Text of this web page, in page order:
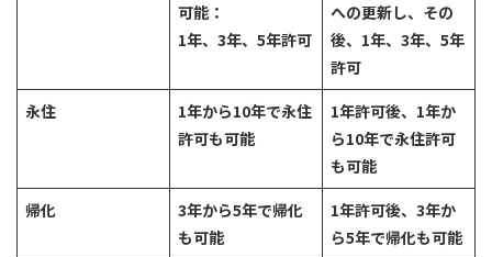
可能：
1年、3年、5年許可
への更新し、その
後、1年、3年、5年
許可
永住
1年から10年で永住
許可も可能
1年許可後、1年か
ら10年で永住許可
も可能
帰化
3年から5年で帰化
も可能
1年許可後、3年か
ら5年で帰化も可能